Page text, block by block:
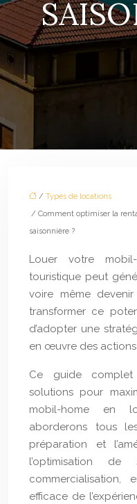
/ Types de locations
/ Comment optimiser la
saisonnière ?
Louer votre
touristique peut
voire même
transformer ce
d’adopter une
en œuvre des
Ce guide complet
solutions pour
mobil-home en
aborderons tous
préparation et
l’optimisation
efficace de